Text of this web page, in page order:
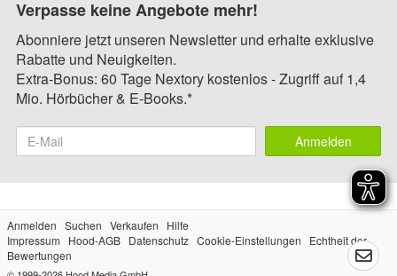
Verpasse keine Angebote mehr!
Abonniere jetzt unseren Newsletter und erhalte exklusive
Rabatte und Neuigkeiten.
Extra-Bonus: 60 Tage Nextory kostenlos - Zugriff auf 1,4
Mio. Hörbücher & E-Books.*
Anmelden
Anmelden Suchen Verkaufen
Hilfe
Impressum
Hood-AGB Datenschutz Cookie-Einstellungen
Echtheit der
Bewertungen